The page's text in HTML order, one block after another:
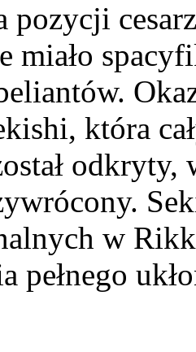
pozycji
miało
która
w
pełnego